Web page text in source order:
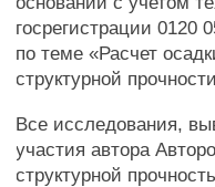
госрегистрации
по теме «Расчет
структурной
Все исследования,
участия автора
структурной